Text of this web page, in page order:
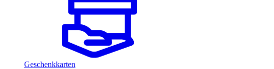
Geschenkkarten